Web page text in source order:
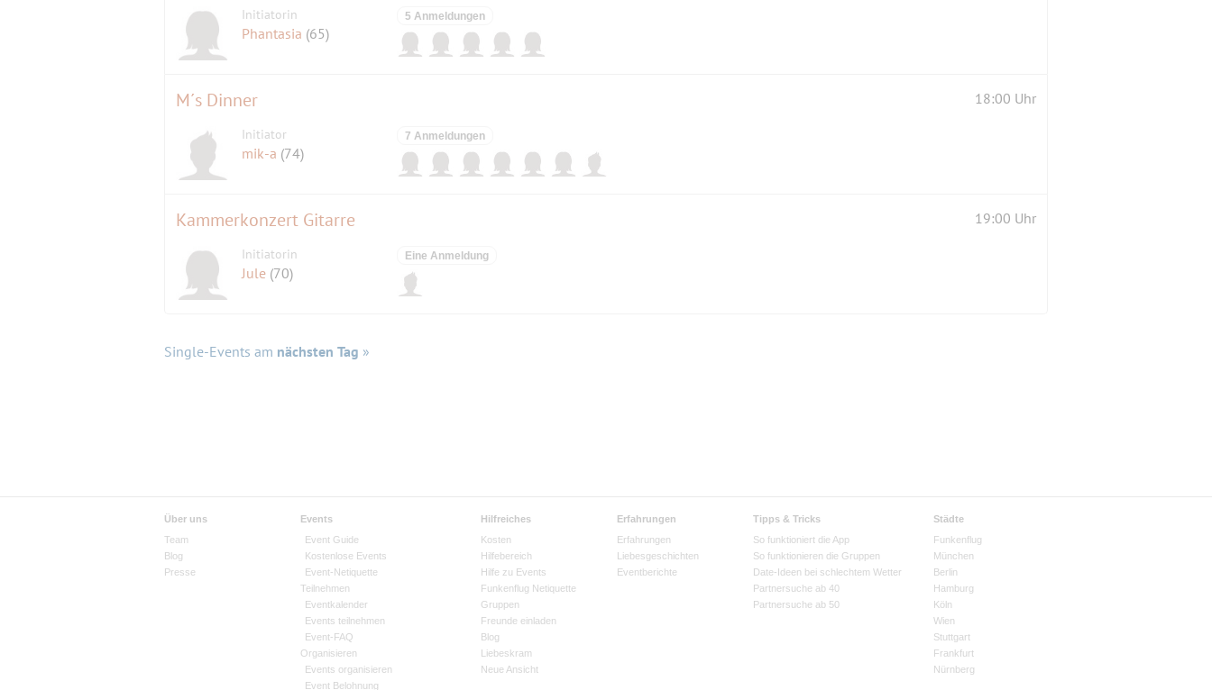
Initiatorin
Phantasia (65)
5 Anmeldungen
M´s Dinner 18:00 Uhr
Initiator
mik-a (74)
7 Anmeldungen
Kammerkonzert Gitarre 19:00 Uhr
Initiatorin
Jule (70)
Eine Anmeldung
Single-Events am nächsten Tag »
Über uns
Team
Blog
Presse
Events
Event Guide
Kostenlose Events
Event-Netiquette
Teilnehmen
Eventkalender
Events teilnehmen
Event-FAQ
Organisieren
Events organisieren
Event Belohnung
Hilfreiches
Kosten
Hilfebereich
Hilfe zu Events
Funkenflug Netiquette
Gruppen
Freunde einladen
Blog
Liebeskram
Neue Ansicht
Erfahrungen
Erfahrungen
Liebesgeschichten
Eventberichte
Tipps & Tricks
So funktioniert die App
So funktionieren die Gruppen
Date-Ideen bei schlechtem Wetter
Partnersuche ab 40
Partnersuche ab 50
Städte
Funkenflug
München
Berlin
Hamburg
Köln
Wien
Stuttgart
Frankfurt
Nürnberg